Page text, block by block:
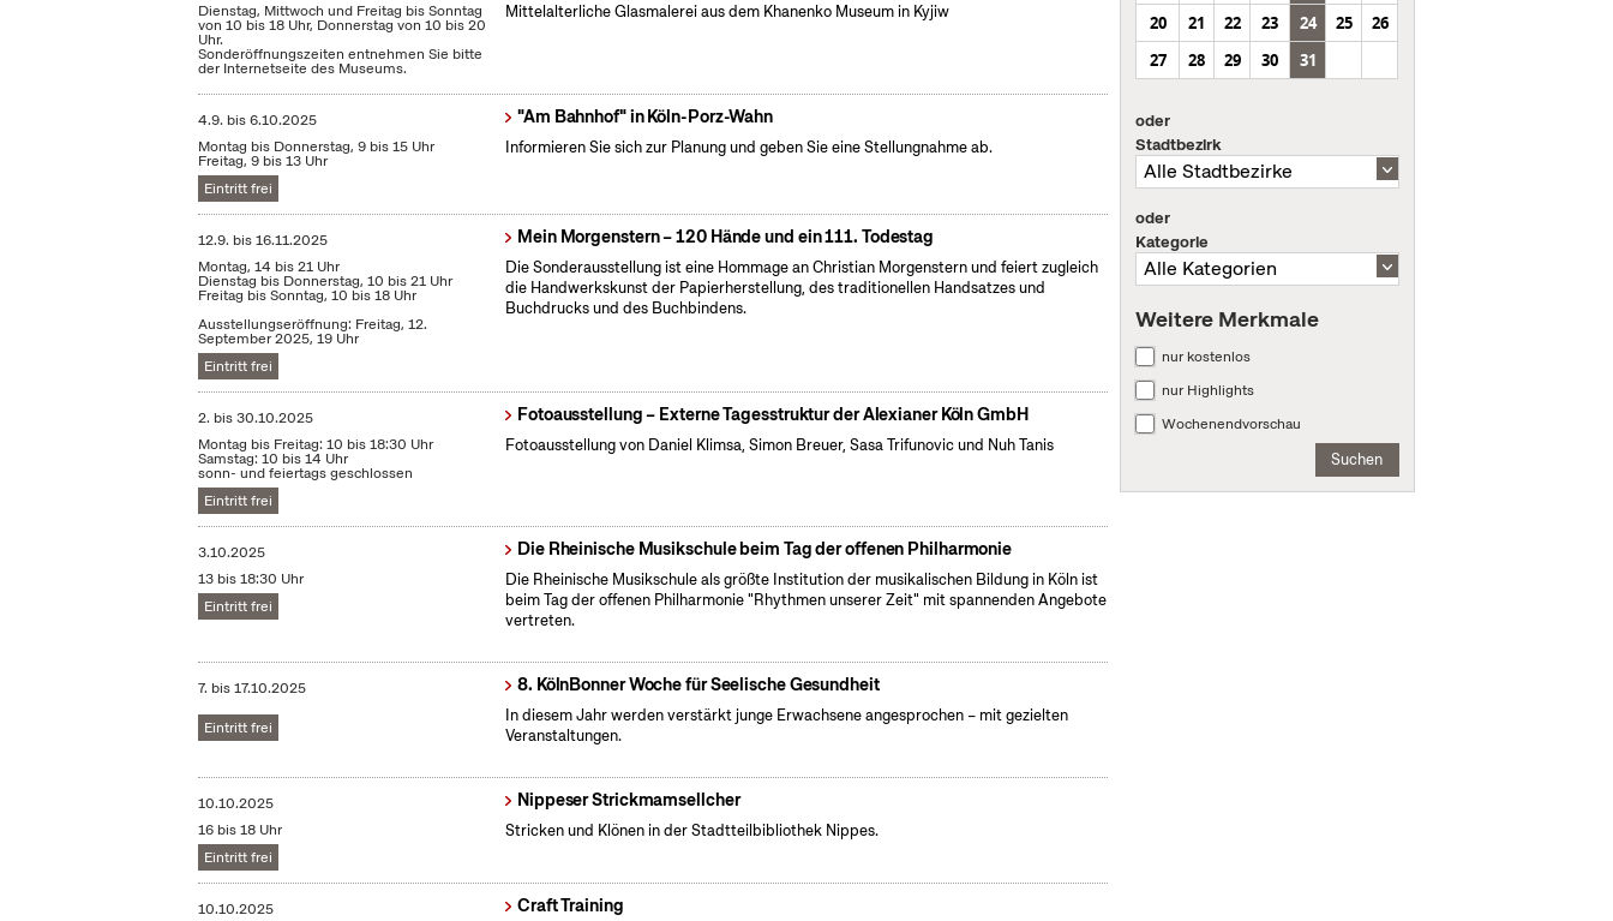
Dienstag, Mittwoch und Freitag bis Sonntag
von 10 bis 18 Uhr, Donnerstag von 10 bis 20
Uhr.
Sonderöffnungszeiten entnehmen Sie bitte
der Internetseite des Museums.
Mittelalterliche Glasmalerei aus dem Khanenko Museum in Kyjiw
4.9. bis6.10.2025
Montag bis Donnerstag, 9 bis 15 Uhr
Freitag, 9 bis 13 Uhr
Eintritt frei
"Am Bahnhof" in Köln-Porz-Wahn
Informieren Sie sich zur Planung und geben Sie eine Stellungnahme ab.
12.9. bis16.11.2025
Montag, 14 bis 21 Uhr
Dienstag bis Donnerstag, 10 bis 21 Uhr
Freitag bis Sonntag, 10 bis 18 Uhr
Ausstellungseröffnung: Freitag, 12.
September 2025, 19 Uhr
Eintritt frei
Mein Morgenstern – 120 Hände und ein 111. Todestag
Die Sonderausstellung ist eine Hommage an Christian Morgenstern und feiert zugleich
die Handwerkskunst der Papierherstellung, des traditionellen Handsatzes und
Buchdrucks und des Buchbindens.
2. bis30.10.2025
Montag bis Freitag: 10 bis 18:30 Uhr
Samstag: 10 bis 14 Uhr
sonn- und feiertags geschlossen
Eintritt frei
Fotoausstellung – Externe Tagesstruktur der Alexianer Köln GmbH
Fotoausstellung von Daniel Klimsa, Simon Breuer, Sasa Trifunovic und Nuh Tanis
3.10.2025
13 bis 18:30 Uhr
Eintritt frei
Die Rheinische Musikschule beim Tag der offenen Philharmonie
Die Rheinische Musikschule als größte Institution der musikalischen Bildung in Köln ist
beim Tag der offenen Philharmonie "Rhythmen unserer Zeit" mit spannenden Angebote
vertreten.
7. bis17.10.2025
Eintritt frei
8. KölnBonner Woche für Seelische Gesundheit
In diesem Jahr werden verstärkt junge Erwachsene angesprochen – mit gezielten
Veranstaltungen.
10.10.2025
16 bis 18 Uhr
Eintritt frei
Nippeser Strickmamsellcher
Stricken und Klönen in der Stadtteilbibliothek Nippes.
10.10.2025 Craft Training
20
21 22 23 24 25
26
27
28 29 30 31
oder
Stadtbezirk
oder
Kategorie
Weitere Merkmale
nur kostenlos
nur Highlights
Wochenendvorschau
Suchen